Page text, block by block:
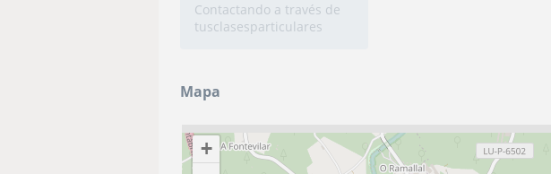
Contactando a través de
tusclasesparticulares
Mapa
+